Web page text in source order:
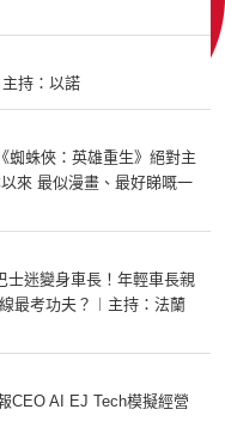
主持：以諾
蜘蛛俠：英雄重生》絕對主
來 最似漫畫、最好睇嘅一
士迷變身車長！年輕車長親
最考功夫？︱主持：法蘭
CEO AI EJ Tech模擬經營